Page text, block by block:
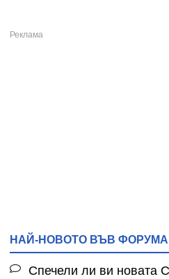
НАЙ-НОВОТО ВЪВ ФОРУМА
Спечели ли ви новата